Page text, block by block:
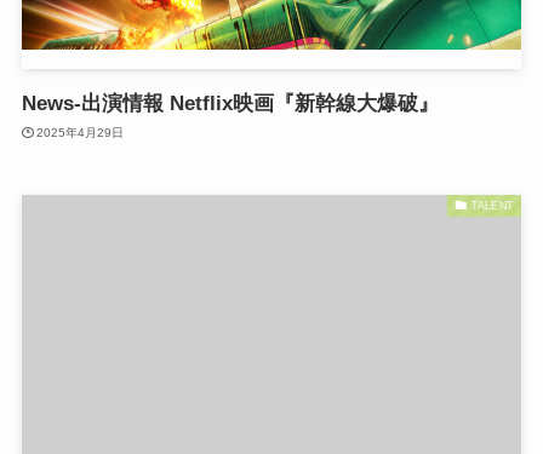
News-出演情報 Netflix映画『新幹線大爆破』
2025年4月29日
TALENT